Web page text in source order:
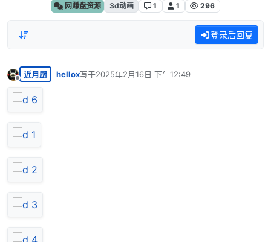
网赚盘资源 3d动画 1 1 296
登录后回复
离线
近月厨 hellox写于2025年2月16日 下午12:49
最后由 编辑